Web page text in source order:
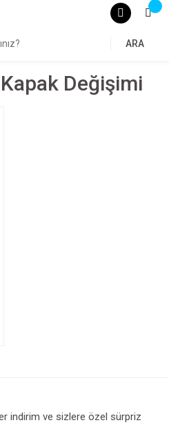
ARA
Değişimi
indirim ve sizlere özel sürpriz